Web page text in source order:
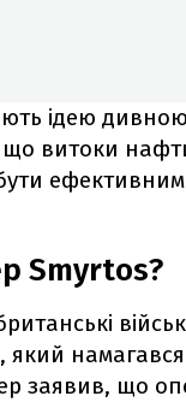
ідею дивною
витоки нафти
Smyrtos?
який
заявив, що